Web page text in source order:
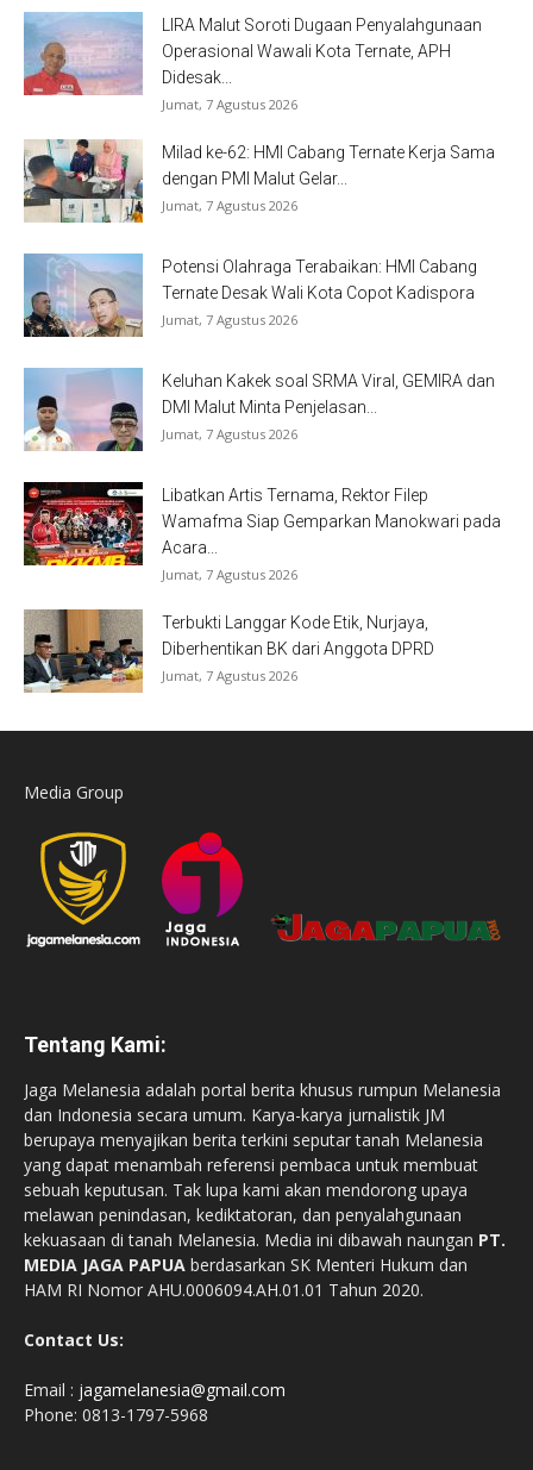
LIRA Malut Soroti Dugaan Penyalahgunaan
Operasional Wawali Kota Ternate, APH
Didesak...
Jumat, 7 Agustus 2026
Milad ke-62: HMI Cabang Ternate Kerja Sama
dengan PMI Malut Gelar...
Jumat, 7 Agustus 2026
Potensi Olahraga Terabaikan: HMI Cabang
Ternate Desak Wali Kota Copot Kadispora
Jumat, 7 Agustus 2026
Keluhan Kakek soal SRMA Viral, GEMIRA dan
DMI Malut Minta Penjelasan...
Jumat, 7 Agustus 2026
Libatkan Artis Ternama, Rektor Filep
Wamafma Siap Gemparkan Manokwari pada
Acara...
Jumat, 7 Agustus 2026
Terbukti Langgar Kode Etik, Nurjaya,
Diberhentikan BK dari Anggota DPRD
Jumat, 7 Agustus 2026
Media Group
Tentang Kami:
Jaga Melanesia adalah portal berita khusus rumpun Melanesia
dan Indonesia secara umum. Karya-karya jurnalistik JM
berupaya menyajikan berita terkini seputar tanah Melanesia
yang dapat menambah referensi pembaca untuk membuat
sebuah keputusan. Tak lupa kami akan mendorong upaya
melawan penindasan, kediktatoran, dan penyalahgunaan
kekuasaan di tanah Melanesia. Media ini dibawah naungan PT.
MEDIA JAGA PAPUA berdasarkan SK Menteri Hukum dan
HAM RI Nomor AHU.0006094.AH.01.01 Tahun 2020.
Contact Us:
Email : jagamelanesia@gmail.com
Phone: 0813-1797-5968